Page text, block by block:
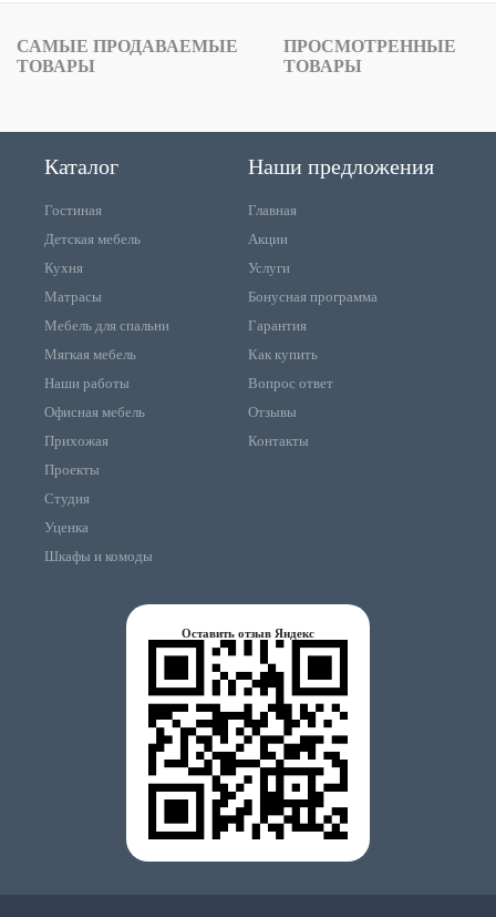
САМЫЕ ПРОДАВАЕМЫЕ
ТОВАРЫ
ПРОСМОТРЕННЫЕ
ТОВАРЫ
Каталог
Гостиная
Детская мебель
Кухня
Матрасы
Мебель для спальни
Мягкая мебель
Наши работы
Офисная мебель
Прихожая
Проекты
Студия
Уценка
Шкафы и комоды
Наши предложения
Главная
Акции
Услуги
Бонусная программа
Гарантия
Как купить
Вопрос ответ
Отзывы
Контакты
Оставить отзыв Яндекс